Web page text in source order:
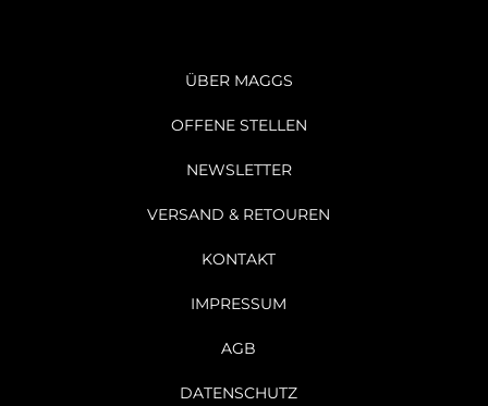
ÜBER MAGGS
OFFENE STELLEN
NEWSLETTER
VERSAND & RETOUREN
KONTAKT
IMPRESSUM
AGB
DATENSCHUTZ